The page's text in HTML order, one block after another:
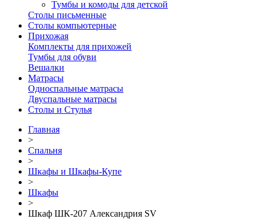
Тумбы и комоды для детской
Столы письменные
Столы компьютерные
Прихожая
Комплекты для прихожей
Тумбы для обуви
Вешалки
Матрасы
Односпальные матрасы
Двуспальные матрасы
Столы и Стулья
Главная
>
Спальня
>
Шкафы и Шкафы-Купе
>
Шкафы
>
Шкаф ШК-207 Александрия SV